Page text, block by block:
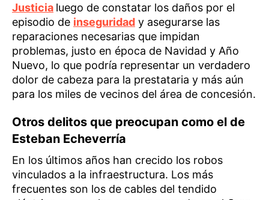
Justicia luego de constatar los daños por el
episodio de inseguridad y asegurarse las
reparaciones necesarias que impidan
problemas, justo en época de Navidad y Año
Nuevo, lo que podría representar un verdadero
dolor de cabeza para la prestataria y más aún
para los miles de vecinos del área de concesión.
Otros delitos que preocupan como el de
Esteban Echeverría
En los últimos años han crecido los robos
vinculados a la infraestructura. Los más
frecuentes son los de cables del tendido